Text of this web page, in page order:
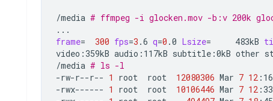
/media # ffmpeg -i glocken.mov -b:v 200k
frame= 300 fps=3 .6 q=0 .0 Lsize= 483kB
video:359kB audio:117kB subtitle:0kB other
/media # ls -l
-rw-r--r-- 1 root root 12080306 Mar 7 12 :16
-rwx------ 1 root root 10106446 Mar 7 12 :33